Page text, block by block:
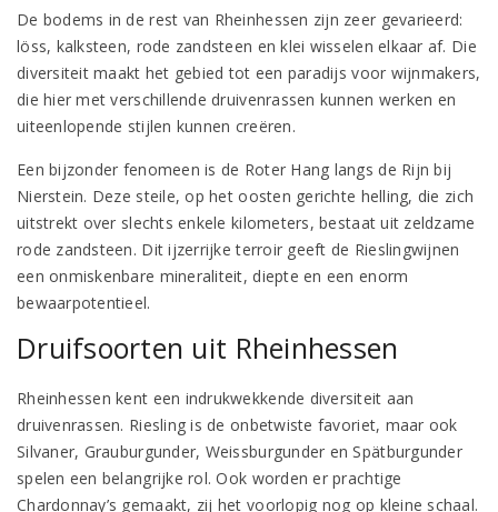
De bodems in de rest van Rheinhessen zijn zeer gevarieerd:
löss, kalksteen, rode zandsteen en klei wisselen elkaar af. Die
diversiteit maakt het gebied tot een paradijs voor wijnmakers,
die hier met verschillende druivenrassen kunnen werken en
uiteenlopende stijlen kunnen creëren.
Een bijzonder fenomeen is de Roter Hang langs de Rijn bij
Nierstein. Deze steile, op het oosten gerichte helling, die zich
uitstrekt over slechts enkele kilometers, bestaat uit zeldzame
rode zandsteen. Dit ijzerrijke terroir geeft de Rieslingwijnen
een onmiskenbare mineraliteit, diepte en een enorm
bewaarpotentieel.
Druifsoorten uit Rheinhessen
Rheinhessen kent een indrukwekkende diversiteit aan
druivenrassen. Riesling is de onbetwiste favoriet, maar ook
Silvaner, Grauburgunder, Weissburgunder en Spätburgunder
spelen een belangrijke rol. Ook worden er prachtige
Chardonnay’s gemaakt, zij het voorlopig nog op kleine schaal.